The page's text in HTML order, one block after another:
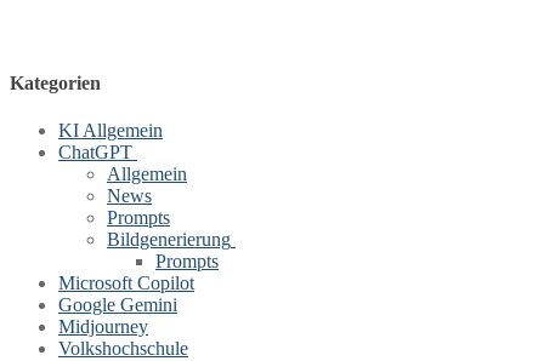
Kategorien
KI Allgemein
ChatGPT
Allgemein
News
Prompts
Bildgenerierung
Prompts
Microsoft Copilot
Google Gemini
Midjourney
Volkshochschule